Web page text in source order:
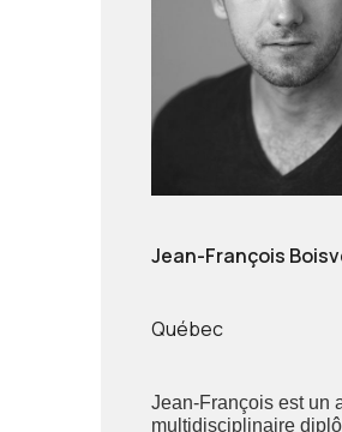
Jean-François
Québec
Jean-François est un
multidisciplinaire